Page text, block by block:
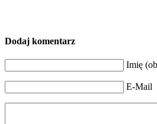
Dodaj komentarz
Imię
E-Mail